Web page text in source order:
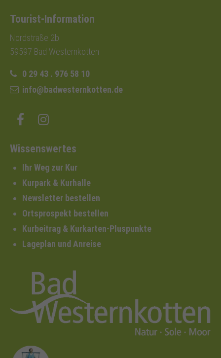
Tourist-Information
Nordstraße 2b
59597 Bad Westernkotten
0 29 43 . 976 58 10
info@badwesternkotten.de
Wissenswertes
Ihr Weg zur Kur
Kurpark & Kurhalle
Newsletter bestellen
Ortsprospekt bestellen
Kurbeitrag & Kurkarten-Pluspunkte
Lageplan und Anreise